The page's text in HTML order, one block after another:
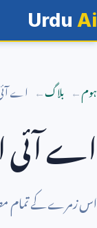
Urdu Ai
ہوم بلاگ اے
اے
اس زمرے کے تمام